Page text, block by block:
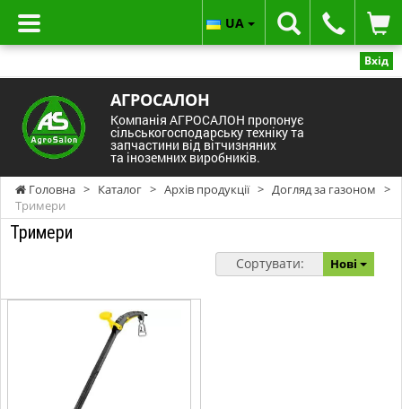
Вхід
АГРОСАЛОН
Компанія АГРОСАЛОН пропонує
сільськогосподарську техніку та
запчастини від вітчизняних
та іноземних виробників.
UA
Головна > Каталог > Архів продукції > Догляд за газоном >
Тримери
Тримери
Сортувати: Нові